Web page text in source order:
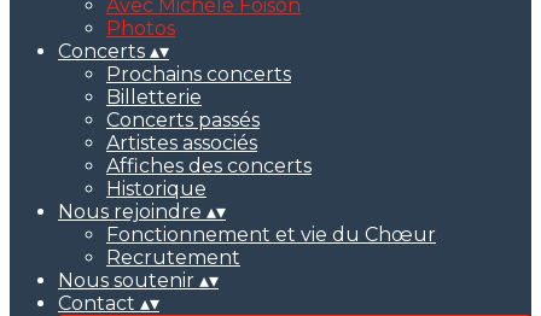
Avec Michèle Foison
Photos
Concerts ▴▾
Prochains concerts
Billetterie
Concerts passés
Artistes associés
Affiches des concerts
Historique
Nous rejoindre ▴▾
Fonctionnement et vie du Chœur
Recrutement
Nous soutenir ▴▾
Contact ▴▾